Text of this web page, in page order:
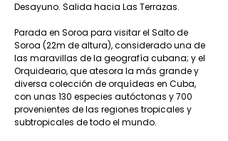
Desayuno. Salida hacia Las Terrazas.
Parada en Soroa para visitar el Salto de
Soroa (22m de altura), considerado una de
las maravillas de la geografía cubana; y el
Orquideario, que atesora la más grande y
diversa colección de orquídeas en Cuba,
con unas 130 especies autóctonas y 700
provenientes de las regiones tropicales y
subtropicales de todo el mundo.